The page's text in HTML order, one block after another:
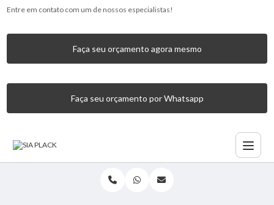
Entre em contato com um de nossos especialistas!
Faça seu orçamento agora mesmo
Faça seu orçamento por Whatsapp